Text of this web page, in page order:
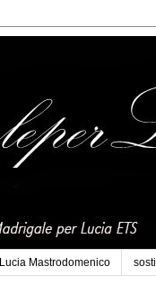
Mastrodomenico